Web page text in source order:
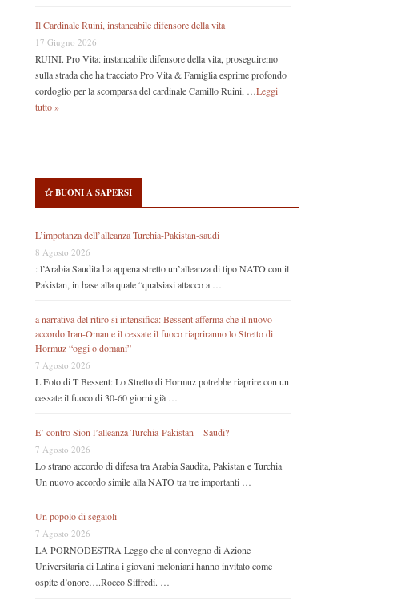
Il Cardinale Ruini, instancabile difensore della vita
17 Giugno 2026
RUINI. Pro Vita: instancabile difensore della vita, proseguiremo
sulla strada che ha tracciato Pro Vita & Famiglia esprime profondo
cordoglio per la scomparsa del cardinale Camillo Ruini, … Leggi
tutto »
BUONI A SAPERSI
L’impotanza dell’alleanza Turchia-Pakistan-saudi
8 Agosto 2026
: l’Arabia Saudita ha appena stretto un’alleanza di tipo NATO con il
Pakistan, in base alla quale “qualsiasi attacco a …
a narrativa del ritiro si intensifica: Bessent afferma che il nuovo
accordo Iran-Oman e il cessate il fuoco riapriranno lo Stretto di
Hormuz “oggi o domani”
7 Agosto 2026
L Foto di T Bessent: Lo Stretto di Hormuz potrebbe riaprire con un
cessate il fuoco di 30-60 giorni già …
E’ contro Sion l’alleanza Turchia-Pakistan – Saudi?
7 Agosto 2026
Lo strano accordo di difesa tra Arabia Saudita, Pakistan e Turchia
Un nuovo accordo simile alla NATO tra tre importanti …
Un popolo di segaioli
7 Agosto 2026
LA PORNODESTRA Leggo che al convegno di Azione
Universitaria di Latina i giovani meloniani hanno invitato come
ospite d’onore….Rocco Siffredi. …